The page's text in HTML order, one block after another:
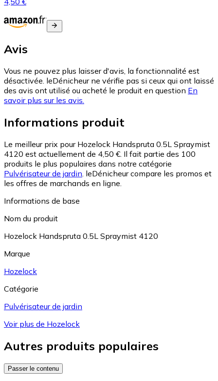
Avis
Vous ne pouvez plus laisser d'avis, la fonctionnalité est
désactivée. leDénicheur ne vérifie pas si ceux qui ont laissé
des avis ont utilisé ou acheté le produit en question En
savoir plus sur les avis.
Informations produit
Le meilleur prix pour Hozelock Handspruta 0.5L Spraymist
4120 est actuellement de 4,50 €. Il fait partie des 100
produits le plus populaires dans notre catégorie
Pulvérisateur de jardin. leDénicheur compare les promos et
les offres de marchands en ligne.
Informations de base
Nom du produit
Hozelock Handspruta 0.5L Spraymist 4120
Marque
Hozelock
Catégorie
Pulvérisateur de jardin
Voir plus de Hozelock
Autres produits populaires
Passer le contenu